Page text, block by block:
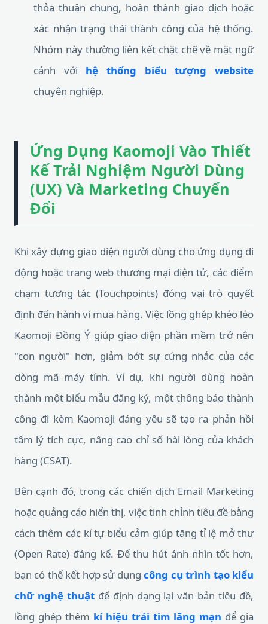
thỏa thuận chung, hoàn thành giao dịch hoặc
xác nhận trạng thái thành công của hệ thống.
Nhóm này thường liên kết chặt chẽ về mặt ngữ
cảnh với hệ thống biểu tượng website
chuyên nghiệp.
Ứng Dụng Kaomoji Vào Thiết
Kế Trải Nghiệm Người Dùng
(UX) Và Marketing Chuyển
Đổi
Khi xây dựng giao diện người dùng cho ứng dụng di
động hoặc trang web thương mại điện tử, các điểm
chạm tương tác (Touchpoints) đóng vai trò quyết
định đến hành vi mua hàng. Việc lồng ghép khéo léo
Kaomoji Đồng Ý giúp giao diện phần mềm trở nên
"con người" hơn, giảm bớt sự cứng nhắc của các
dòng mã máy tính. Ví dụ, khi người dùng hoàn
thành một biểu mẫu đăng ký, một thông báo thành
công đi kèm Kaomoji đáng yêu sẽ tạo ra phản hồi
tâm lý tích cực, nâng cao chỉ số hài lòng của khách
hàng (CSAT).
Bên cạnh đó, trong các chiến dịch Email Marketing
hoặc quảng cáo hiển thị, việc tinh chỉnh tiêu đề bằng
cách thêm các kí tự biểu cảm giúp tăng tỉ lệ mở thư
(Open Rate) đáng kể. Để thu hút ánh nhìn tốt hơn,
bạn có thể kết hợp sử dụngcông cụ trình tạo kiểu
chữ nghệ thuậtđể định dạng lại văn bản tiêu đề,
lồng ghép thêm kí hiệu trái tim lãng mạn để gia